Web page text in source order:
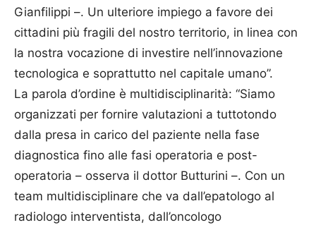
Gianfilippi –. Un ulteriore impiego a favore dei
cittadini più fragili del nostro territorio, in linea con
la nostra vocazione di investire nell’innovazione
tecnologica e soprattutto nel capitale umano”.
La parola d’ordine è multidisciplinarità: “Siamo
organizzati per fornire valutazioni a tuttotondo
dalla presa in carico del paziente nella fase
diagnostica fino alle fasi operatoria e post-
operatoria – osserva il dottor Butturini –. Con un
team multidisciplinare che va dall’epatologo al
radiologo interventista, dall’oncologo